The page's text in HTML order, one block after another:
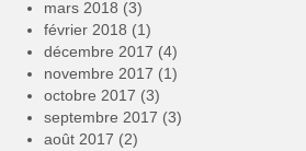
mars 2018 (3)
février 2018 (1)
décembre 2017 (4)
novembre 2017 (1)
octobre 2017 (3)
septembre 2017 (3)
août 2017 (2)